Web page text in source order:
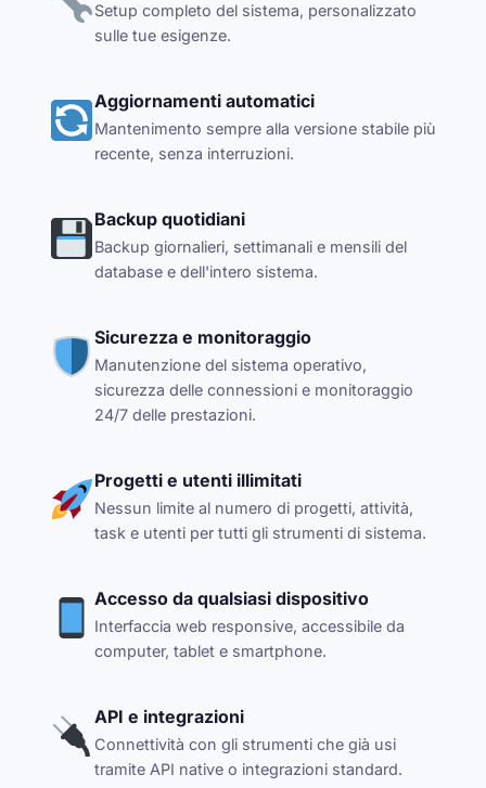
Setup completo del sistema, personalizzato
sulle tue esigenze.
Aggiornamenti automatici
Mantenimento sempre alla versione stabile più
recente, senza interruzioni.
Backup quotidiani
Backup giornalieri, settimanali e mensili del
database e dell'intero sistema.
Sicurezza e monitoraggio
Manutenzione del sistema operativo,
sicurezza delle connessioni e monitoraggio
24/7 delle prestazioni.
Progetti e utenti illimitati
Nessun limite al numero di progetti, attività,
task e utenti per tutti gli strumenti di sistema.
Accesso da qualsiasi dispositivo
Interfaccia web responsive, accessibile da
computer, tablet e smartphone.
API e integrazioni
Connettività con gli strumenti che già usi
tramite API native o integrazioni standard.